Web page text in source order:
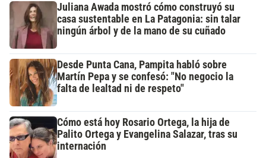
Juliana Awada mostró cómo construyó su
casa sustentable en La Patagonia: sin talar
ningún árbol y de la mano de su cuñado
Desde Punta Cana, Pampita habló sobre
Martín Pepa y se confesó: "No negocio la
falta de lealtad ni de respeto"
Cómo está hoy Rosario Ortega, la hija de
Palito Ortega y Evangelina Salazar, tras su
internación